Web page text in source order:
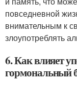
повседневной
внимательным к
злоупотреблять
6. Как влияет
гормональный